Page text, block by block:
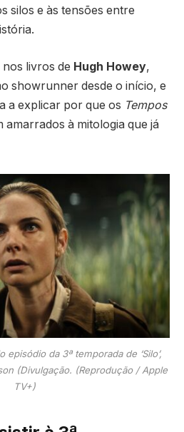
silos e às tensões entre
livros de Hugh Howey,
showrunner desde o início, e
a explicar por que os Tempos
amarrados à mitologia que já
da 3ª temporada de ‘Silo’,
(Divulgação. (Reprodução / Apple
TV+)